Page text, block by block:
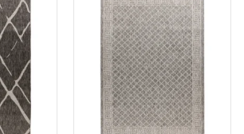
499,90 €
799,90 €